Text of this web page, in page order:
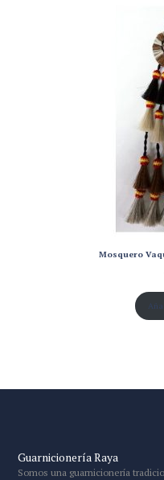
Mosquero
Guarnicionería Raya
Somos una guarnicionería